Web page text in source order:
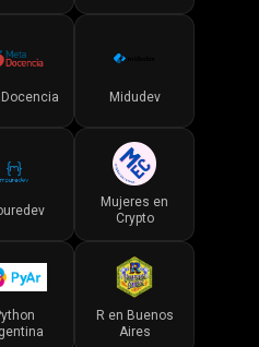
Midudev
Mujeres en
Crypto
R en Buenos
Aires